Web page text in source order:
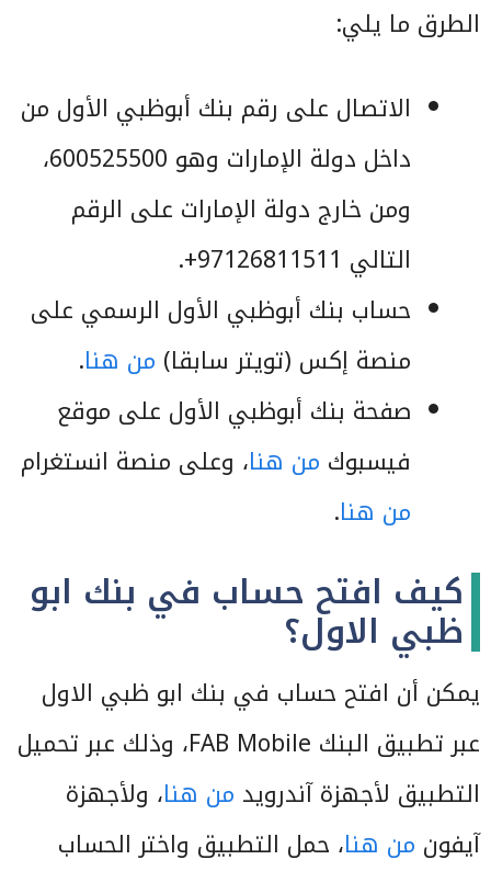
الطرق ما يلي:
الاتصال على رقم بنك أبوظبي الأول من
داخل دولة الإمارات وهو 600525500،
ومن خارج دولة الإمارات على الرقم
التالي 97126811511+.
حساب بنك أبوظبي الأول الرسمي على
منصة إكس (تويتر سابقا) من هنا.
صفحة بنك أبوظبي الأول على موقع
فيسبوك من هنا، وعلى منصة انستغرام
من هنا.
كيف افتح حساب في بنك ابو
ظبي الاول؟
يمكن أن افتح حساب في بنك ابو ظبي الاول
عبر تطبيق البنك FAB Mobile، وذلك عبر تحميل
التطبيق لأجهزة آندرويد من هنا، ولأجهزة
آيفون من هنا، حمل التطبيق واختر الحساب